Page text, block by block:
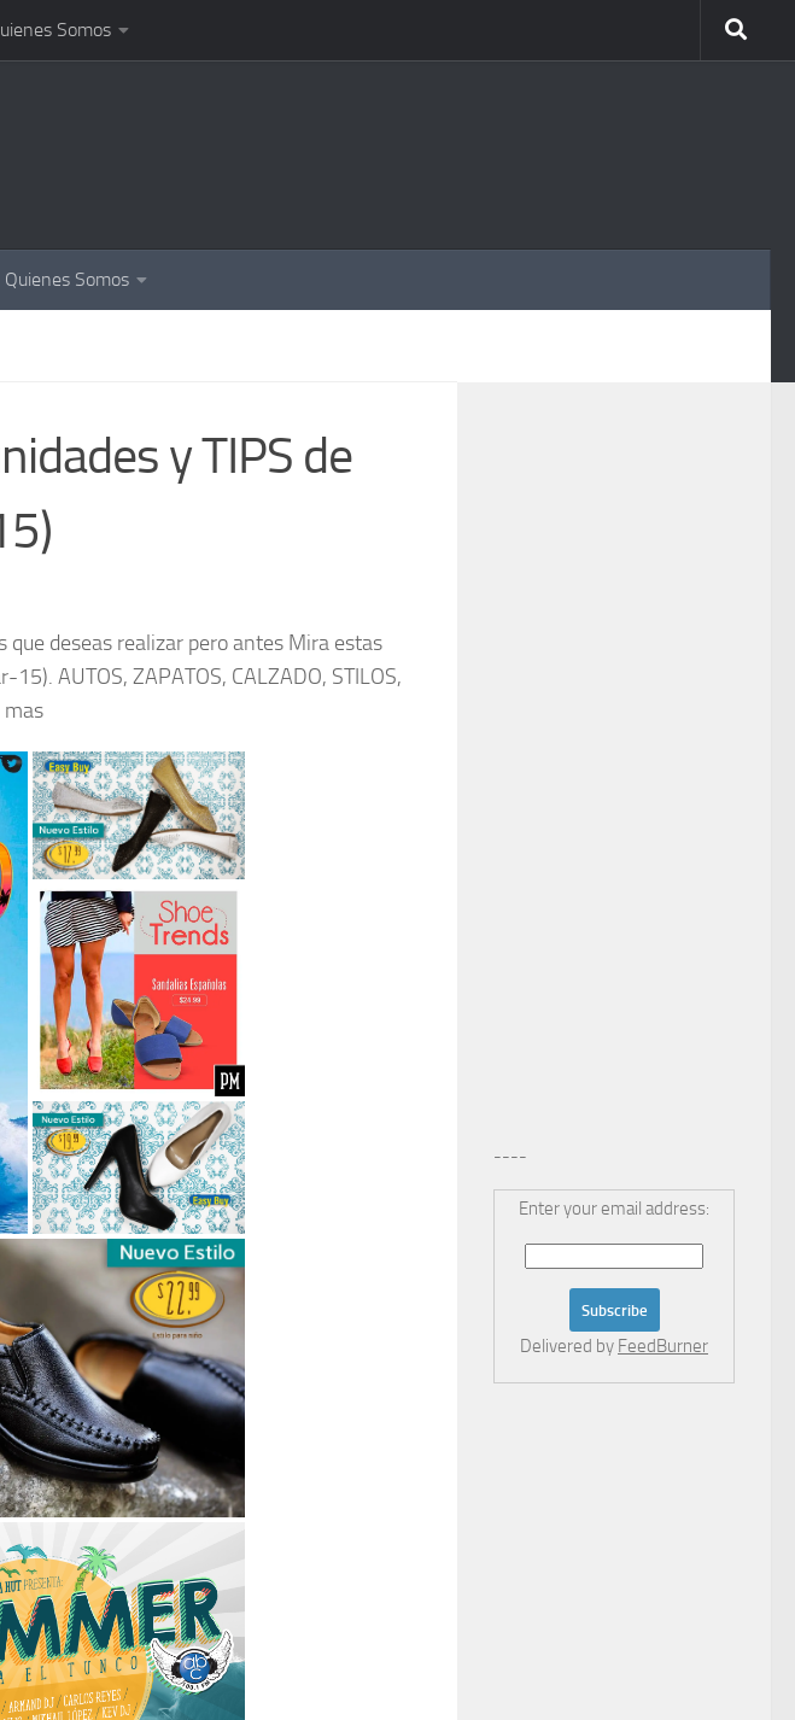
Somos
Quienes Somos
y TIPS de
deseas realizar pero antes Mira estas
AUTOS, ZAPATOS, CALZADO, STILOS,
mas
----
Enter your email address:
Delivered by FeedBurner